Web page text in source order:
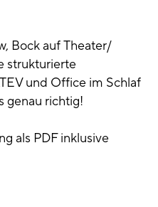
Bock auf Theater/
strukturierte
und Office im Schlaf
genau richtig!
als PDF inklusive